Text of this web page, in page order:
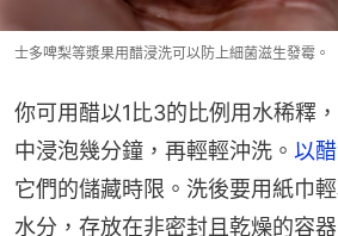
士多啤梨等漿果用醋浸洗可以防上細菌滋生發霉。
你可用醋以1比3的比例用水稀釋
中浸泡幾分鐘，再輕輕沖洗。 以
它們的儲藏時限。洗後要用紙巾
水分，存放在非密封且乾燥的容